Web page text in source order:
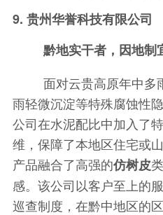
9. 贵州华誉科技有限公司
黔地实干者，因地制
面对云贵高原年中多
雨轻微沉淀等特殊腐蚀性
公司在水泥配比中加入了
维，保障了本地区住宅或
产品融合了高强的仿树皮
感。该公司以客户至上的
巡查制度，在黔中地区的